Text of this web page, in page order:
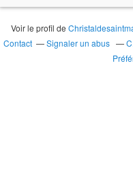
Voir le profil de
Contact
Signaler un abus